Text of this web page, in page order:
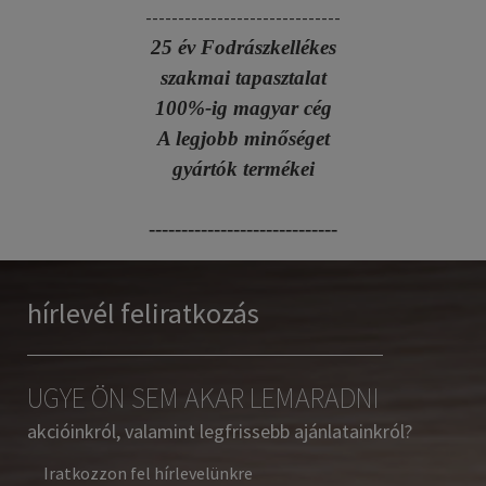
------------------------------
25 év Fodrászkellékes
szakmai tapasztalat
100%-ig magyar cég
A legjobb minőséget
gyártók termékei
-----------------------------
hírlevél feliratkozás
UGYE ÖN SEM AKAR LEMARADNI
akcióinkról, valamint legfrissebb ajánlatainkról?
Iratkozzon fel hírlevelünkre